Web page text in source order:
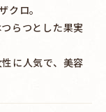
クロ。
らつとした果実
に人気で、美容